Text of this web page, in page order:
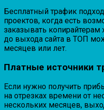
Бесплатный трафик
проектов, когда есть
заказывать копирайтерам
до выхода сайта в ТОП
месяцев или лет.
Платные источники
Если нужно получить
на отрезках времени от
нескольких месяцев,